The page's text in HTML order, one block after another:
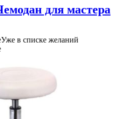
для мастера
Уже в списке желаний